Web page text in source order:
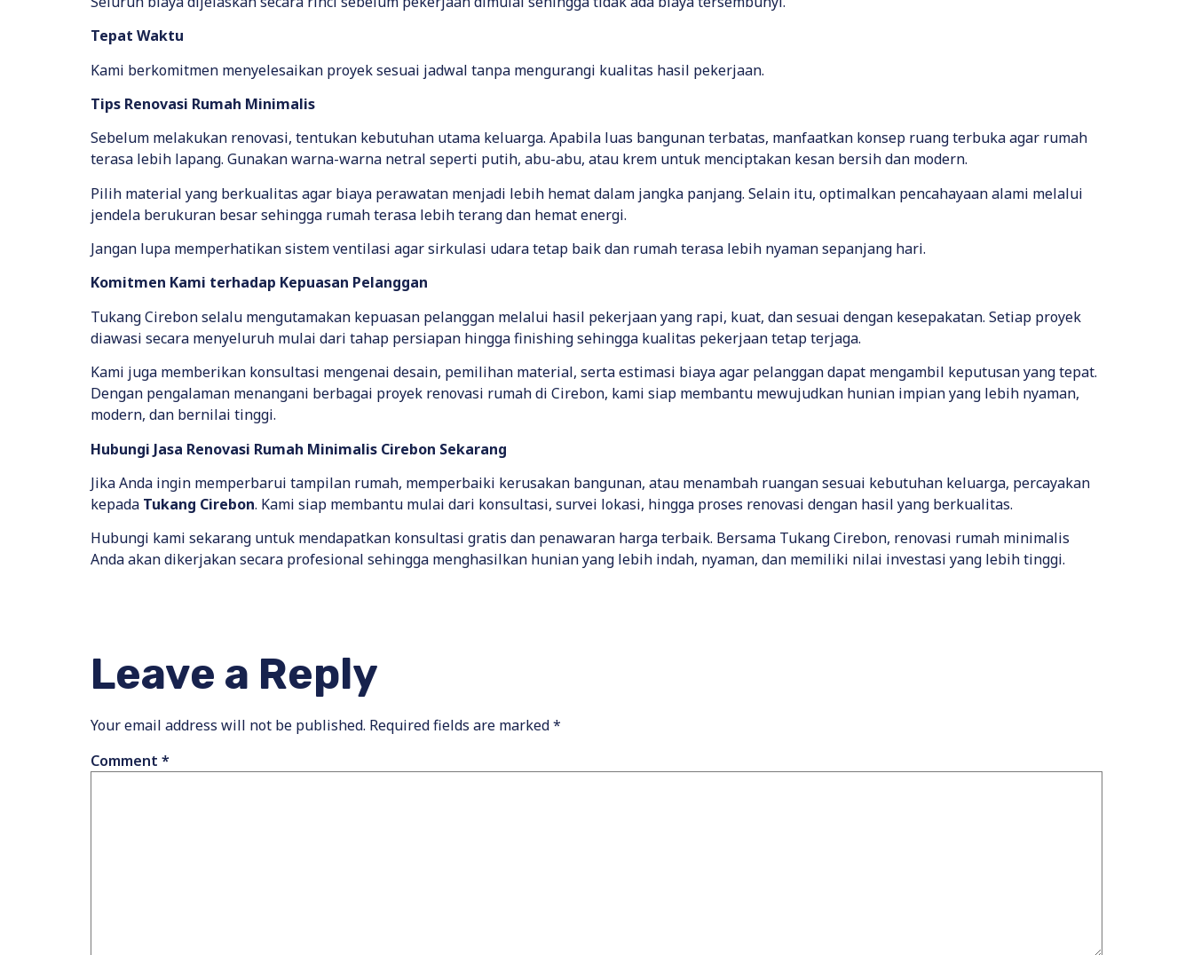
Tepat Waktu
Kami berkomitmen menyelesaikan proyek sesuai jadwal tanpa mengurangi kualitas hasil pekerjaan.
Tips Renovasi Rumah Minimalis
Sebelum melakukan renovasi, tentukan kebutuhan utama keluarga. Apabila luas bangunan terbatas, manfaatkan konsep ruang terbuka agar rumah
terasa lebih lapang. Gunakan warna-warna netral seperti putih, abu-abu, atau krem untuk menciptakan kesan bersih dan modern.
Pilih material yang berkualitas agar biaya perawatan menjadi lebih hemat dalam jangka panjang. Selain itu, optimalkan pencahayaan alami melalui
jendela berukuran besar sehingga rumah terasa lebih terang dan hemat energi.
Jangan lupa memperhatikan sistem ventilasi agar sirkulasi udara tetap baik dan rumah terasa lebih nyaman sepanjang hari.
Komitmen Kami terhadap Kepuasan Pelanggan
Tukang Cirebon selalu mengutamakan kepuasan pelanggan melalui hasil pekerjaan yang rapi, kuat, dan sesuai dengan kesepakatan. Setiap proyek
diawasi secara menyeluruh mulai dari tahap persiapan hingga finishing sehingga kualitas pekerjaan tetap terjaga.
Kami juga memberikan konsultasi mengenai desain, pemilihan material, serta estimasi biaya agar pelanggan dapat mengambil keputusan yang tepat.
Dengan pengalaman menangani berbagai proyek renovasi rumah di Cirebon, kami siap membantu mewujudkan hunian impian yang lebih nyaman,
modern, dan bernilai tinggi.
Hubungi Jasa Renovasi Rumah Minimalis Cirebon Sekarang
Jika Anda ingin memperbarui tampilan rumah, memperbaiki kerusakan bangunan, atau menambah ruangan sesuai kebutuhan keluarga, percayakan
kepada Tukang Cirebon. Kami siap membantu mulai dari konsultasi, survei lokasi, hingga proses renovasi dengan hasil yang berkualitas.
Hubungi kami sekarang untuk mendapatkan konsultasi gratis dan penawaran harga terbaik. Bersama Tukang Cirebon, renovasi rumah minimalis
Anda akan dikerjakan secara profesional sehingga menghasilkan hunian yang lebih indah, nyaman, dan memiliki nilai investasi yang lebih tinggi.
Leave a Reply
Your email address will not be published. Required fields are marked*
Comment *